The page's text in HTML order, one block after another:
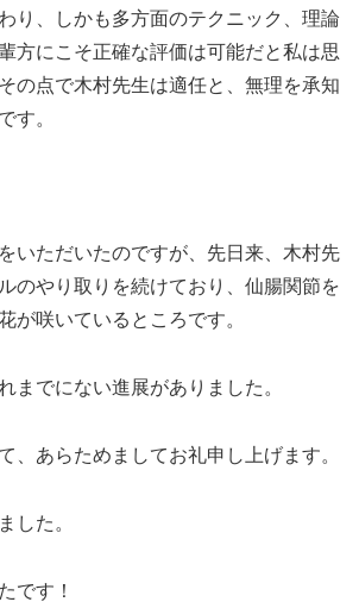
り、しかも多方面のテクニック、理論
方にこそ正確な評価は可能だと私は思
の点で木村先生は適任と、無理を承知
す。
いただいたのですが、先日来、木村先
のやり取りを続けており、仙腸関節を
が咲いているところです。
までにない進展がありました。
、あらためましてお礼申し上げます。
した。
です！